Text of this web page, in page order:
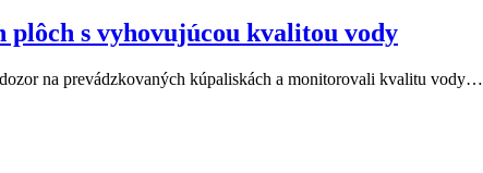
plôch s vyhovujúcou kvalitou vody
na prevádzkovaných kúpaliskách a monitorovali kvalitu vody…